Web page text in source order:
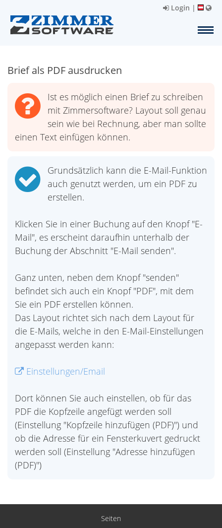
Login |
Brief als PDF ausdrucken
Ist es möglich einen Brief zu schreiben
mit Zimmersoftware? Layout soll genau
sein wie bei Rechnung, aber man sollte
einen Text einfügen können.
Grundsätzlich kann die E-Mail-Funktion
auch genutzt werden, um ein PDF zu
erstellen.
Klicken Sie in einer Buchung auf den Knopf "E-
Mail", es erscheint daraufhin unterhalb der
Buchung der Abschnitt "E-Mail senden".
Ganz unten, neben dem Knopf "senden"
befindet sich auch ein Knopf "PDF", mit dem
Sie ein PDF erstellen können.
Das Layout richtet sich nach dem Layout für
die E-Mails, welche in den E-Mail-Einstellungen
angepasst werden kann:
Einstellungen/Email
Dort können Sie auch einstellen, ob für das
PDF die Kopfzeile angefügt werden soll
(Einstellung "Kopfzeile hinzufügen (PDF)") und
ob die Adresse für ein Fensterkuvert gedruckt
werden soll (Einstellung "Adresse hinzufügen
(PDF)")
Seiten